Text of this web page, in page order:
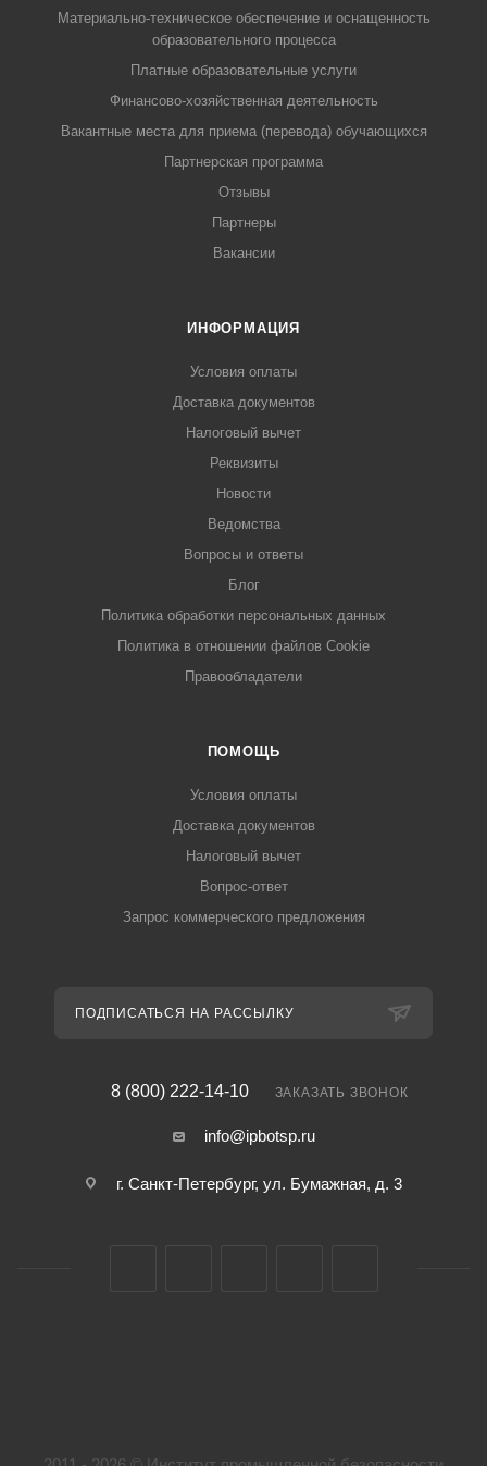
Материально-техническое обеспечение и оснащенность
образовательного процесса
Платные образовательные услуги
Финансово-хозяйственная деятельность
Вакантные места для приема (перевода) обучающихся
Партнерская программа
Отзывы
Партнеры
Вакансии
ИНФОРМАЦИЯ
Условия оплаты
Доставка документов
Налоговый вычет
Реквизиты
Новости
Ведомства
Вопросы и ответы
Блог
Политика обработки персональных данных
Политика в отношении файлов Cookie
Правообладатели
ПОМОЩЬ
Условия оплаты
Доставка документов
Налоговый вычет
Вопрос-ответ
Запрос коммерческого предложения
ПОДПИСАТЬСЯ НА РАССЫЛКУ
8 (800) 222-14-10 ЗАКАЗАТЬ ЗВОНОК
info@ipbotsp.ru
г. Санкт-Петербург, ул. Бумажная, д. 3